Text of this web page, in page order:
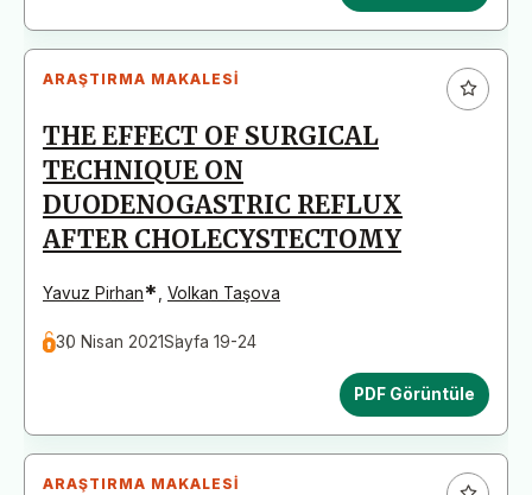
ARAŞTIRMA MAKALESI
THE EFFECT OF SURGICAL
TECHNIQUE ON
DUODENOGASTRIC REFLUX
AFTER CHOLECYSTECTOMY
Yavuz Pirhan* Volkan Taşova
30 Nisan 2021Sayfa 19-24
PDF Görüntüle
ARAŞTIRMA MAKALESI